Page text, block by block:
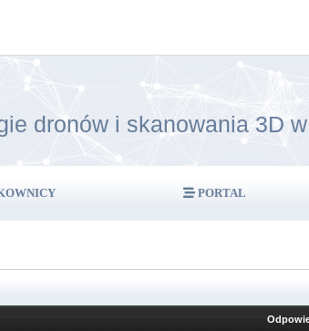
dronów i skanowania 3D
PORTAL